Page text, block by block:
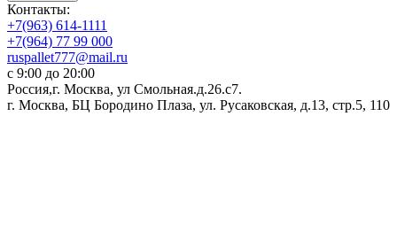
Контакты:
+7(963) 614-1111
+7(964) 77 99 000
ruspallet777@mail.ru
с 9:00 до 20:00
Россия,г. Москва, ул Смольная.д.26.с7.
г. Москва, БЦ Бородино Плаза, ул. Русаковская, д.13, стр.5, 110